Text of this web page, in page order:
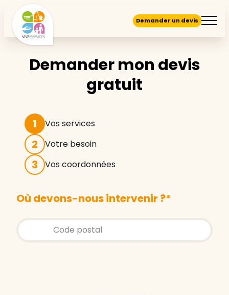
Demander un devis
Demander mon devis
gratuit
1 Vos services
2 Votre besoin
3 Vos coordonnées
Où devons-nous intervenir ?*
Store locator global - Autocompletion
Rechercher